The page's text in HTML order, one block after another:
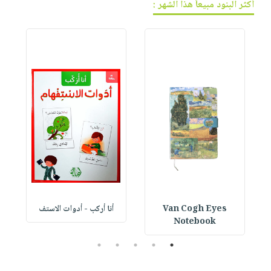
أكثر البنود مبيعاً هذا الشهر :
Van Cogh Eyes
Notebook
أنا أركب - أدوات الاستف
1
2
3
4
5